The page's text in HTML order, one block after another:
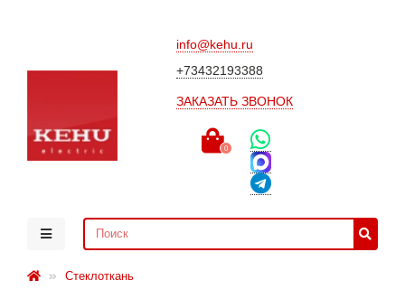
info@kehu.ru
+73432193388
ЗАКАЗАТЬ ЗВОНОК
0
Стеклоткань